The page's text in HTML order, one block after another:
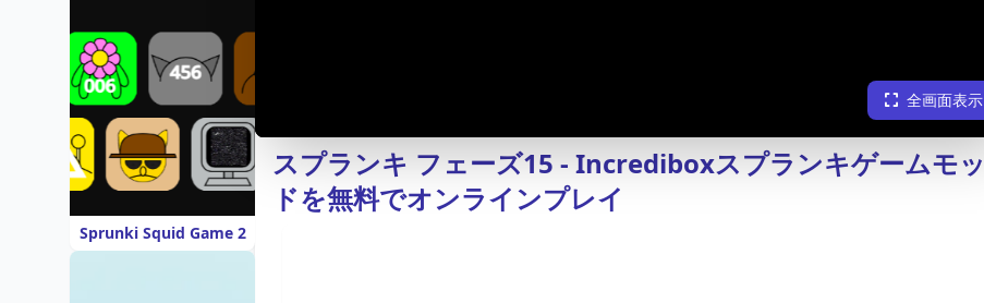
Sprunki Squid Game 2
全画面表示
スプランキ フェーズ15 - Incrediboxスプランキゲームモッ
ドを無料でオンラインプレイ